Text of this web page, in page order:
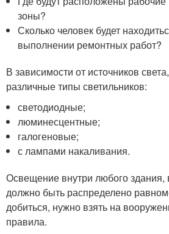
зоны?
Сколько человек будет
выполнении ремонтных работ?
В зависимости от источников
различные типы светильников:
светодиодные;
люминесцентные;
галогеновые;
с лампами накаливания.
Освещение внутри любого здания,
должно быть распределено
добиться, нужно взять на
правила.